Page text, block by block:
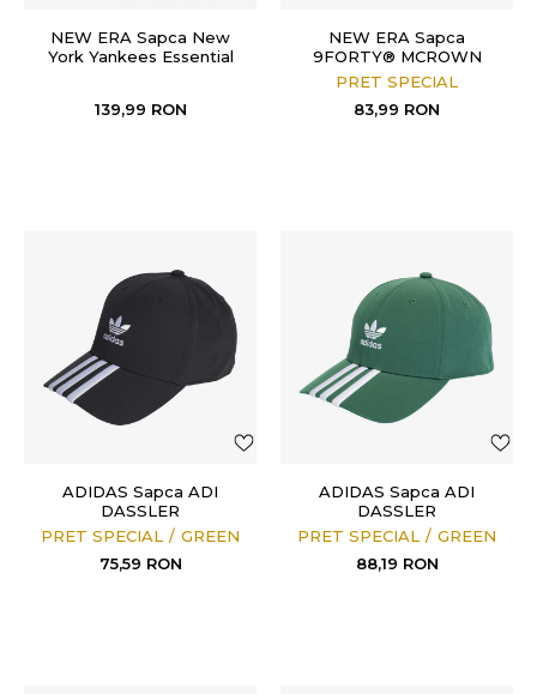
NEW ERA Sapca New
York Yankees Essential
139,99 RON
NEW ERA Sapca
9FORTY® MCROWN
PRET SPECIAL
83,99 RON
ADIDAS Sapca ADI
DASSLER
PRET SPECIAL
GREEN
75,59 RON
ADIDAS Sapca ADI
DASSLER
PRET SPECIAL
GREEN
88,19 RON